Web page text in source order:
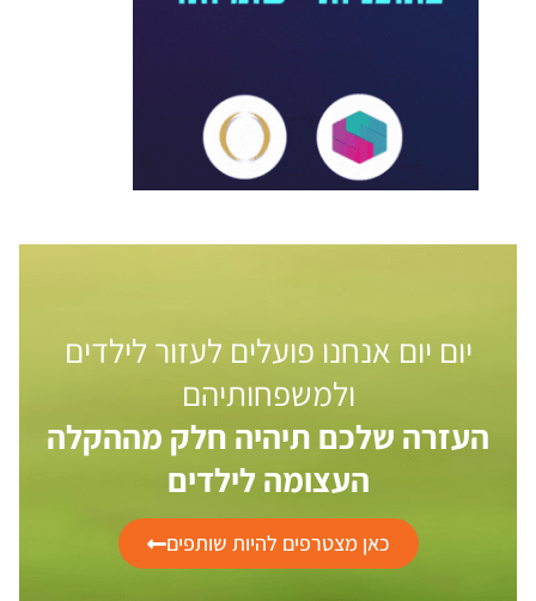
יום יום אנחנו פועלים לעזור לילדים
ולמשפחותיהם
העזרה שלכם תיהיה חלק מההקלה
העצומה לילדים
כאן מצטרפים להיות שותפים